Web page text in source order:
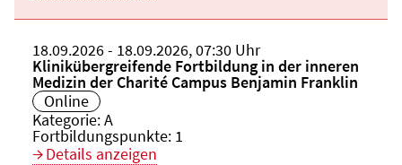
Beginn:
18.09.2026Ende und Anfangszeit:
- 18.09.2026,07:30 Uhr
Veranstaltungstitel:
Klinikübergreifende Fortbildung in der inneren
Medizin der Charité Campus Benjamin Franklin
Veranstaltungsort:
Online
Kategorie:A
Fortbildungspunkte: 1
Details anzeigen